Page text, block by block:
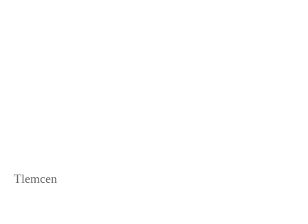
Tlemcen